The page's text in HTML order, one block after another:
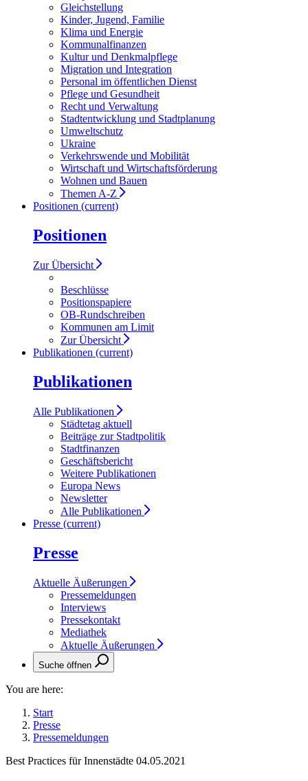
Gleichstellung
Kinder, Jugend, Familie
Klima und Energie
Kommunalfinanzen
Kultur und Denkmalpflege
Migration und Integration
Personal im öffentlichen Dienst
Pflege und Gesundheit
Recht und Verwaltung
Stadtentwicklung und Stadtplanung
Umweltschutz
Ukraine
Verkehrswende und Mobilität
Wirtschaft und Wirtschaftsförderung
Wohnen und Bauen
Themen A-Z
Positionen (current)
Positionen
Zur Übersicht
Beschlüsse
Positionspapiere
OB-Rundschreiben
Kommunen am Limit
Zur Übersicht
Publikationen (current)
Publikationen
Alle Publikationen
Städtetag aktuell
Beiträge zur Stadtpolitik
Stadtfinanzen
Geschäftsbericht
Weitere Publikationen
Europa News
Newsletter
Alle Publikationen
Presse (current)
Presse
Aktuelle Äußerungen
Pressemeldungen
Interviews
Pressekontakt
Mediathek
Aktuelle Äußerungen
Suche öffnen
You are here:
Start
Presse
Pressemeldungen
Best Practices für Innenstädte 04.05.2021